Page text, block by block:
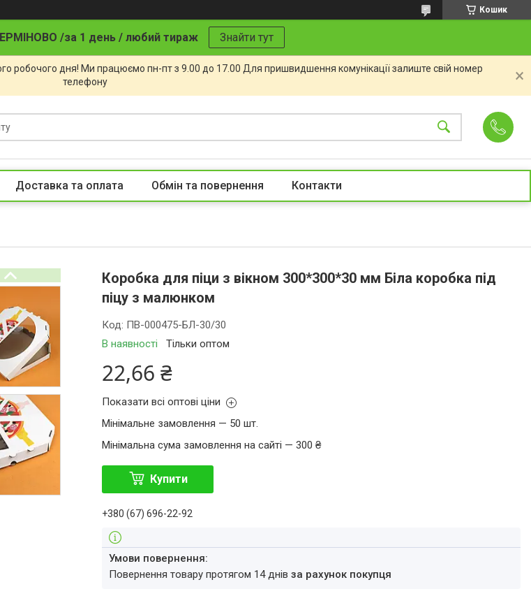
Кошик
/за 1 день / любий тираж Знайти тут
робочого дня! Ми працюємо пн-пт з 9.00 до 17.00 Для пришвидшення комунікації залиште свій номер
телефону
Доставка та оплата Обмін та повернення Контакти
Коробка для піци з вікном 300*300*30 мм Біла коробка під
піцу з малюнком
В наявності Тільки оптом
Код: ПВ-000475-БЛ-30/30
22,66 ₴
Мінімальне замовлення — 50 шт.
Показати всі оптові ціни
Мінімальна сума замовлення на сайті — 300 ₴
Купити
+380 (67) 696-22-92
повернення товару протягом 14 днівза рахунок покупця